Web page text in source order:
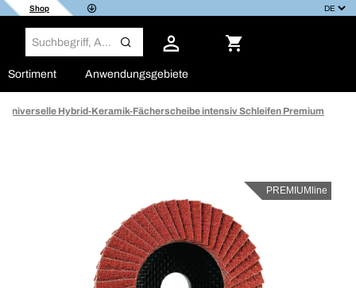
Shop
Sortiment Anwendungsgebiete
Universelle Hybrid-Keramik-Fächerscheibe intensiv Schleifen Premium
PREMIUMline